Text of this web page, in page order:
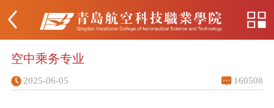
空中乘务专业
2025-06-05 160508